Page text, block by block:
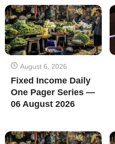
August 6, 2026
Fixed Income Daily
One Pager Series —
06 August 2026